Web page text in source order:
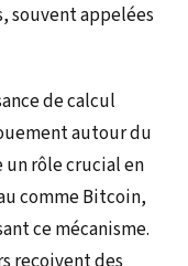
souvent appelées
de calcul
autour du
rôle crucial en
comme Bitcoin,
ce mécanisme.